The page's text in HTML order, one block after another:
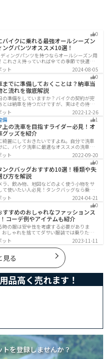
0
バイクに乗れる最強オールシーズン
ングパンツオススメ10選！
ィングパンツを持つならオールシーズン用
これさえ持っていれば全ての季節で快適に
きます。快適性だけでなく、機能性やデザ
ものも多くあるので、安全にカッコよくバ
人は是非持っておきましょう。
ット
2024-08-05
0
までに準備しておくことは？納車当
と流れを徹底解説
の準備をしていますか？バイクの契約が完
とは納車を待つだけですが、実はその待っ
備しておくことはたくさんあります。納車
に済むよう、しっかり確認して準備してお
ット
2022-12-26
備
1
上の洗車を目指すライダー必見！オ
グッズを紹介
綺麗にしておきたいですよね。自分で洗車
に、バイク洗車に最適なオススメの洗車グ
ます。汚れを落とすシャンプーからツヤを
まで全て紹介します。自分でバイク洗車を
いる方は参考にしてください。
ット
2022-09-20
0
ンクバッグおすすめ10選！種類や失
び方を解説
ラ、飲み物、地図などのよく使う小物をサ
て使いたい人必見！タンクバッグなら乗車
荷物を確認できます。脱着もマグネットや
だけで非常に簡単、しっかり固定したい人
こともできます。
ット
2024-04-21
0
すすめのおしゃれなファッションス
コーデ例やアイテムも紹介
時の服は安全性を考慮する必要がありま
おしゃれを捨ててダサい服装では乗りたく
？せっかくならカッコよく風を切って街を
。この記事では、そんな願いを叶えるた
行ファッションまでバイクに乗るときの
を解説します。
ット 2023-11-11
見る
品高く売れます！
を登録しませんか？